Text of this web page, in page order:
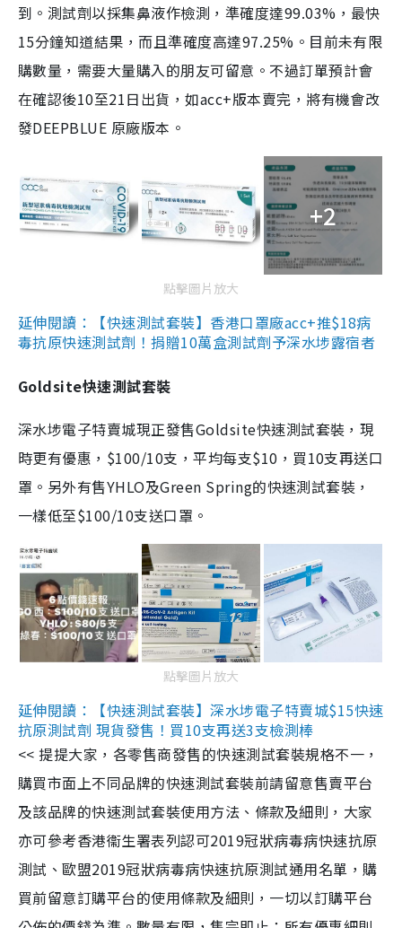
到。測試劑以採集鼻液作檢測，準確度達99.03%，最快
15分鐘知道結果，而且準確度高達97.25%。目前未有限
購數量，需要大量購入的朋友可留意。不過訂單預計會
在確認後10至21日出貨，如acc+版本賣完，將有機會改
發DEEPBLUE 原廠版本。
+2
點擊圖片放大
延伸閱讀：【快速測試套裝】香港口罩廠acc+推$18病
毒抗原快速測試劑！捐贈10萬盒測試劑予深水埗露宿者
Goldsite快速測試套裝
深水埗電子特賣城現正發售Goldsite快速測試套裝，現
時更有優惠，$100/10支，平均每支$10，買10支再送口
罩。另外有售YHLO及Green Spring的快速測試套裝，
一樣低至$100/10支送口罩。
點擊圖片放大
延伸閱讀：【快速測試套裝】深水埗電子特賣城$15快速
抗原測試劑 現貨發售！買10支再送3支檢測棒
<< 提提大家，各零售商發售的快速測試套裝規格不一，
購買市面上不同品牌的快速測試套裝前請留意售賣平台
及該品牌的快速測試套裝使用方法、條款及細則，大家
亦可參考香港衞生署表列認可2019冠狀病毒病快速抗原
測試、歐盟2019冠狀病毒病快速抗原測試通用名單，購
買前留意訂購平台的使用條款及細則，一切以訂購平台